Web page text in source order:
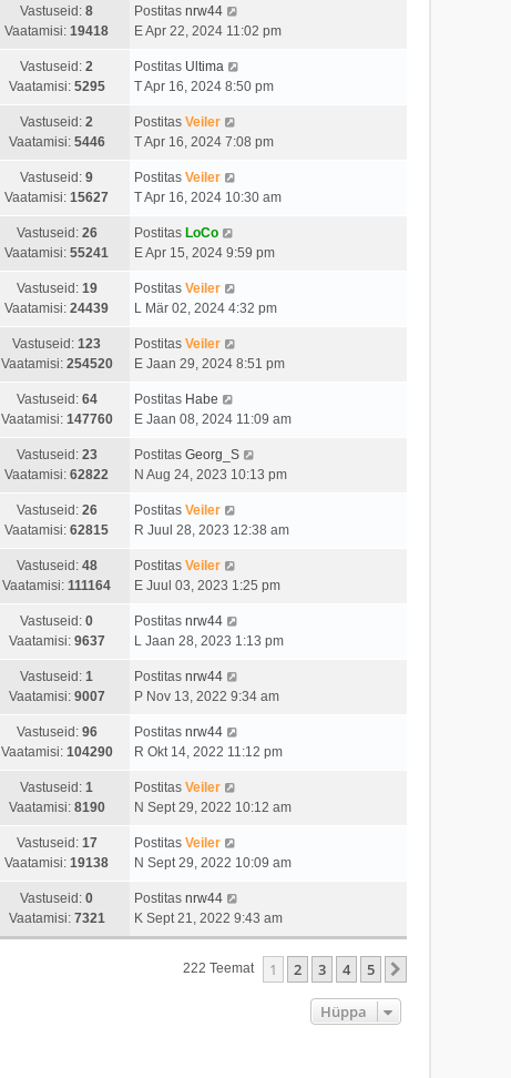
Vastuseid: 8
Vaatamisi: 19418
Postitas nrw44
E Apr 22, 2024 11:02 pm
Vastuseid: 2
Vaatamisi: 5295
Postitas Ultima
T Apr 16, 2024 8:50 pm
Vastuseid: 2
Vaatamisi: 5446
Postitas Veiler
T Apr 16, 2024 7:08 pm
Vastuseid: 9
Vaatamisi: 15627
Postitas Veiler
T Apr 16, 2024 10:30 am
Vastuseid: 26
Vaatamisi: 55241
Postitas LoCo
E Apr 15, 2024 9:59 pm
Vastuseid: 19
Vaatamisi: 24439
Postitas Veiler
L Mär 02, 2024 4:32 pm
Vastuseid: 123
Vaatamisi: 254520
Postitas Veiler
E Jaan 29, 2024 8:51 pm
Vastuseid: 64
Vaatamisi: 147760
Postitas Habe
E Jaan 08, 2024 11:09 am
Vastuseid: 23
Vaatamisi: 62822
Postitas Georg_S
N Aug 24, 2023 10:13 pm
Vastuseid: 26
Vaatamisi: 62815
Postitas Veiler
R Juul 28, 2023 12:38 am
Vastuseid: 48
Vaatamisi: 111164
Postitas Veiler
E Juul 03, 2023 1:25 pm
Vastuseid: 0
Vaatamisi: 9637
Postitas nrw44
L Jaan 28, 2023 1:13 pm
Vastuseid: 1
Vaatamisi: 9007
Postitas nrw44
P Nov 13, 2022 9:34 am
Vastuseid: 96
Vaatamisi: 104290
Postitas nrw44
R Okt 14, 2022 11:12 pm
Vastuseid: 1
Vaatamisi: 8190
Postitas Veiler
N Sept 29, 2022 10:12 am
Vastuseid: 17
Vaatamisi: 19138
Postitas Veiler
N Sept 29, 2022 10:09 am
Vastuseid: 0
Vaatamisi: 7321
Postitas nrw44
K Sept 21, 2022 9:43 am
222 Teemat 1 2 3 4 5
Hüppa